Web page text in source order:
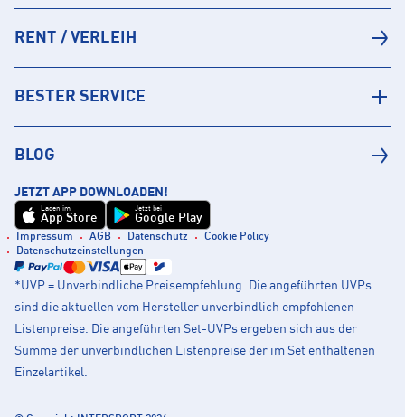
RENT / VERLEIH
BESTER SERVICE
BLOG
JETZT APP DOWNLOADEN!
Laden im
App Store
Jetzt bei
Google Play
Impressum AGB Datenschutz
Cookie Policy
Datenschutzeinstellungen
*UVP = Unverbindliche Preisempfehlung. Die angeführten UVPs
sind die aktuellen vom Hersteller unverbindlich empfohlenen
Listenpreise. Die angeführten Set-UVPs ergeben sich aus der
Summe der unverbindlichen Listenpreise der im Set enthaltenen
Einzelartikel.